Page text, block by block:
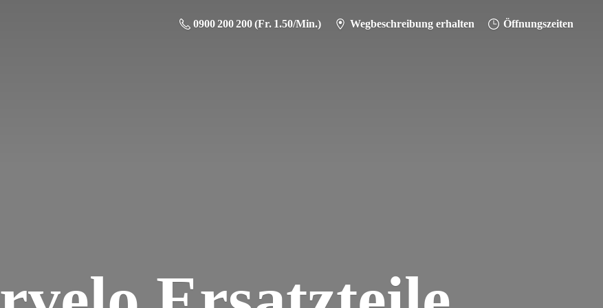
0900 200 200 (Fr. 1.50/Min.) Wegbeschreibung erhalten Öffnungszeiten